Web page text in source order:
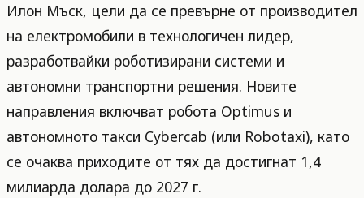
Илон Мъск, цели да се превърне от производител
на електромобили в технологичен лидер,
разработвайки роботизирани системи и
автономни транспортни решения. Новите
направления включват робота Optimus и
автономното такси Cybercab (или Robotaxi), като
се очаква приходите от тях да достигнат 1,4
милиарда долара до 2027 г.